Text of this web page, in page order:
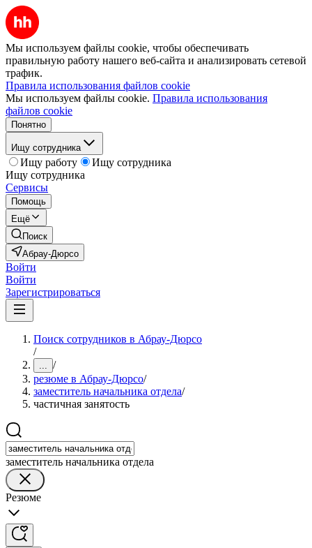
Мы используем файлы cookie, чтобы обеспечивать
правильную работу нашего веб-сайта и анализировать сетевой
трафик.
Правила использования файлов cookie
Мы используем файлы cookie. Правила использования
файлов cookie
Понятно
Ищу сотрудника
Ищу работу
Ищу сотрудника
Ищу сотрудника
Сервисы
Помощь
Ещё
Поиск
Абрау-Дюрсо
Войти
Войти
Зарегистрироваться
Поиск сотрудников в Абрау-Дюрсо
/
... /
резюме в Абрау-Дюрсо/
заместитель начальника отдела/
частичная занятость
заместитель начальника отдела
Резюме